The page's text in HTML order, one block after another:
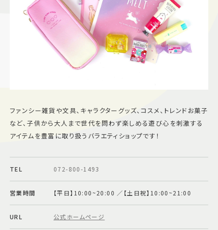
アクセス＆駐車場
よくあるご質問
スタッフ募集
サイトマップ
プライバシーポリシー
ファンシー雑貨や文具、キャラクターグッズ、コスメ、トレンドお菓子
など、子供から大人まで世代を問わず楽しめる遊び心を刺激する
アイテムを豊富に取り扱うバラエティショップです！
TEL 072-800-1493
営業時間 【平日】10:00~20:00 ／【土日祝】10:00~21:00
URL 公式ホームページ